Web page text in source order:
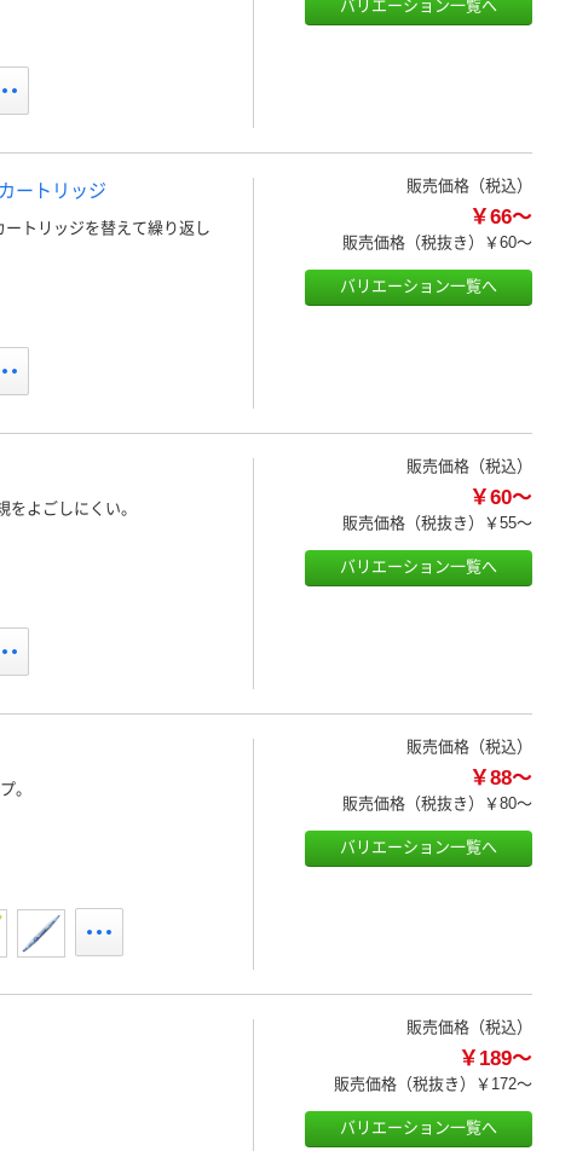
バリエーション一覧へ
ートリッジ
トリッジを替えて繰り返し
販売価格（税込）
￥66～
販売価格（税抜き） ￥60～
バリエーション一覧へ
よごしにくい。
販売価格（税込）
￥60～
販売価格（税抜き） ￥55～
バリエーション一覧へ
。
販売価格（税込）
￥88～
販売価格（税抜き） ￥80～
バリエーション一覧へ
販売価格（税込）
￥189～
販売価格（税抜き） ￥172～
バリエーション一覧へ